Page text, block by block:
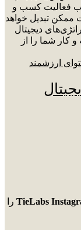
فعالیت کسب و
ممکن تبدیل خواهد
دیجیتال
شما را از
TieLabs را